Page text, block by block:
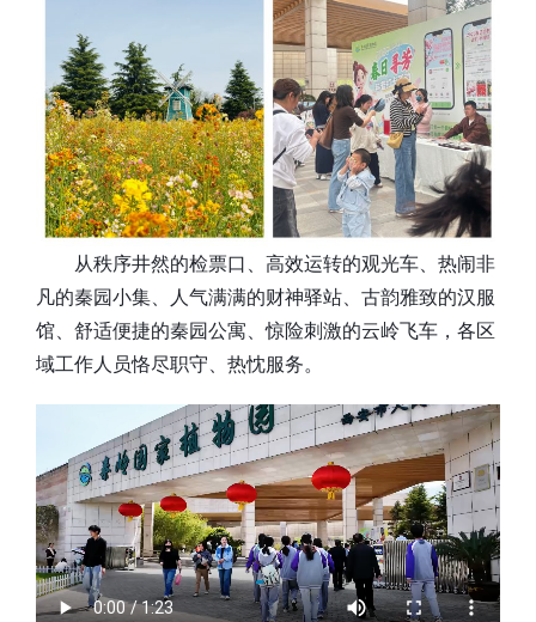
从秩序井然的检票口、高效运转的观光车、热闹非
凡的秦园小集、人气满满的财神驿站、古韵雅致的汉服
馆、舒适便捷的秦园公寓、惊险刺激的云岭飞车，各区
域工作人员恪尽职守、热忱服务。